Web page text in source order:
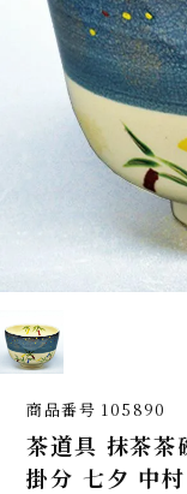
商品番号 105890
茶道具 抹茶茶
掛分 七夕 中